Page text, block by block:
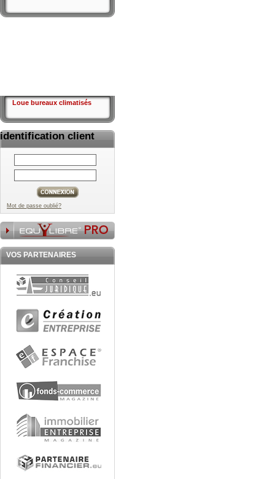
Loue bureaux climatisés
identification client
Mot de passe oublié?
VOS PARTENAIRES